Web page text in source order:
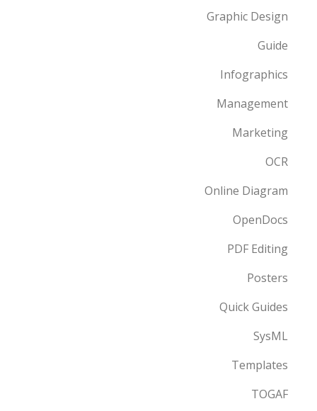
Graphic Design
Guide
Infographics
Management
Marketing
OCR
Online Diagram
OpenDocs
PDF Editing
Posters
Quick Guides
SysML
Templates
TOGAF